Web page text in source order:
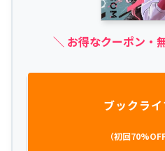
＼ お得なクーポン・
ブックラ
（初回